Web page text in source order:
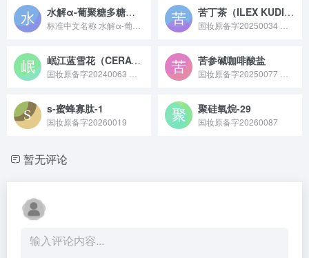
水解α-葡聚糖多糖（已注销） 苦丁茶（ILEX KUDINGCHA）叶提取物
岷江蓝雪花（CERATOSTIGMA WILLMOTTIANUM）提取物 苦参碱咖啡酸盐
s-蜜蜂寡肽-1
国妆原备字20260019
聚硅氧烷-29
国妆原备字20260087
暂无评论